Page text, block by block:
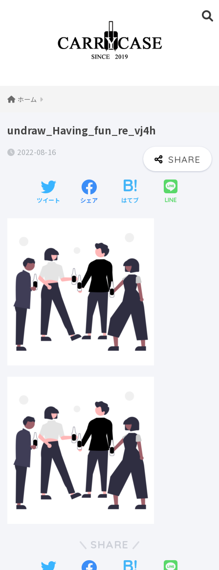
ホーム
undraw_Having_fun_re_vj4h
2022-08-16
ツイート シェア はてブ LINE
SHARE